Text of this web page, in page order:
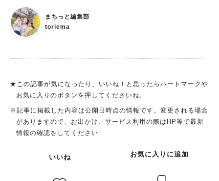
外ナンバーも多く停まっているのを目にします。 コロナ禍で始
まったテイクアウト、電話でオーダーして店に取りに行きます。
さて、どんな味だったのか早速レポしていきますね。
まちっと編集部
toriema
★この記事が気になったり、いいね！と思ったらハートマークや
お気に入りのボタンを押してくださいね。
※記事に掲載した内容は公開日時点の情報です。変更される場合
がありますので、お出かけ、サービス利用の際はHP等で最新
情報の確認をしてください
いいね お気に入りに追加